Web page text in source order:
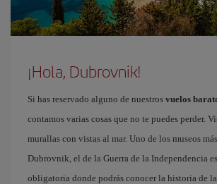
¡Hola, Dubrovnik!
Si has reservado alguno de nuestros vuelos
contamos varias cosas que no te puedes perder.
murallas con vistas al mar. Uno de los museos
Dubrovnik, el de la Guerra de la Independencia
obligatoria donde podrás conocer la historia de